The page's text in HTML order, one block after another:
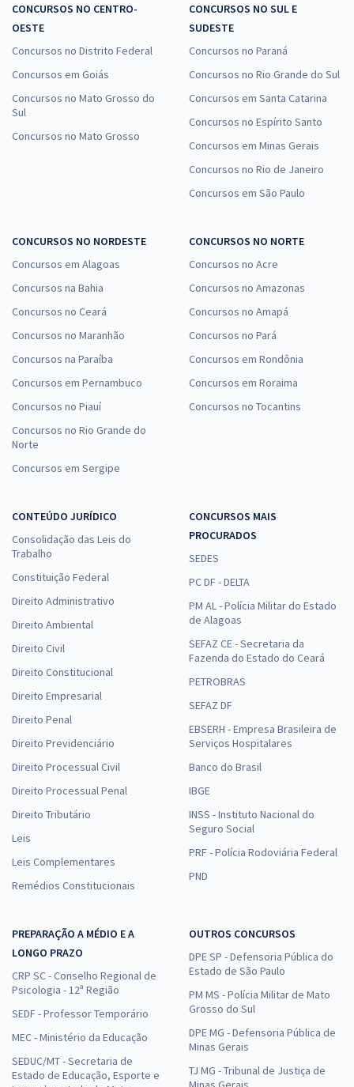
CONCURSOS NO CENTRO-
OESTE
Concursos no Distrito Federal
Concursos em Goiás
Concursos no Mato Grosso do
Sul
Concursos no Mato Grosso
CONCURSOS NO SUL E
SUDESTE
Concursos no Paraná
Concursos no Rio Grande do Sul
Concursos em Santa Catarina
Concursos no Espírito Santo
Concursos em Minas Gerais
Concursos no Rio de Janeiro
Concursos em São Paulo
CONCURSOS NO NORDESTE
Concursos em Alagoas
Concursos na Bahia
Concursos no Ceará
Concursos no Maranhão
Concursos na Paraíba
Concursos em Pernambuco
Concursos no Piauí
Concursos no Rio Grande do
Norte
Concursos em Sergipe
CONCURSOS NO NORTE
Concursos no Acre
Concursos no Amazonas
Concursos no Amapá
Concursos no Pará
Concursos em Rondônia
Concursos em Roraima
Concursos no Tocantins
CONTEÚDO JURÍDICO
Consolidação das Leis do
Trabalho
Constituição Federal
Direito Administrativo
Direito Ambiental
Direito Civil
Direito Constitucional
Direito Empresarial
Direito Penal
Direito Previdenciário
Direito Processual Civil
Direito Processual Penal
Direito Tributário
Leis
Leis Complementares
Remédios Constitucionais
CONCURSOS MAIS
PROCURADOS
SEDES
PC DF - DELTA
PM AL - Polícia Militar do Estado
de Alagoas
SEFAZ CE - Secretaria da
Fazenda do Estado do Ceará
PETROBRAS
SEFAZ DF
EBSERH - Empresa Brasileira de
Serviços Hospitalares
Banco do Brasil
IBGE
INSS - Instituto Nacional do
Seguro Social
PRF - Polícia Rodoviária Federal
PND
PREPARAÇÃO A MÉDIO E A
LONGO PRAZO
CRP SC - Conselho Regional de
Psicologia - 12ª Região
SEDF - Professor Temporário
MEC - Ministério da Educação
SEDUC/MT - Secretaria de
Estado de Educação, Esporte e
OUTROS CONCURSOS
DPE SP - Defensoria Pública do
Estado de São Paulo
PM MS - Polícia Militar de Mato
Grosso do Sul
DPE MG - Defensoria Pública de
Minas Gerais
TJ MG - Tribunal de Justiça de